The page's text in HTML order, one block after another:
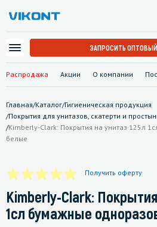
Распродажа Акции О компании
ЗАПРОСИТЬ
Главная/Каталог/Гигиеническая продукция
/Покрытия для унитазов, скатерти и
/Kimberly-Clark: Покрытия на унитаз 125л
белые
Получить оферту
Kimberly-Clark:
1сл бумажные